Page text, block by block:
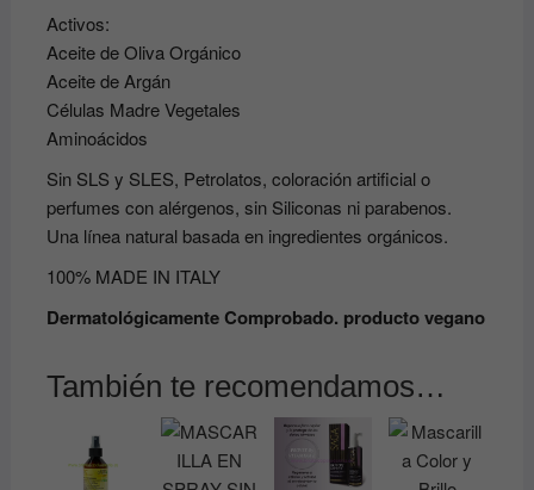
Activos:
Aceite de Oliva Orgánico
Aceite de Argán
Células Madre Vegetales
Aminoácidos
Sin SLS y SLES, Petrolatos, coloración artificial o
perfumes con alérgenos, sin Siliconas ni parabenos.
Una línea natural basada en ingredientes orgánicos.
100% MADE IN ITALY
Dermatológicamente Comprobado. producto vegano
También te recomendamos…